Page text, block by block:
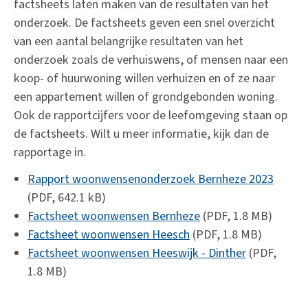
factsheets laten maken van de resultaten van het
onderzoek. De factsheets geven een snel overzicht
van een aantal belangrijke resultaten van het
onderzoek zoals de verhuiswens, of mensen naar een
koop- of huurwoning willen verhuizen en of ze naar
een appartement willen of grondgebonden woning.
Ook de rapportcijfers voor de leefomgeving staan op
de factsheets. Wilt u meer informatie, kijk dan de
rapportage in.
Rapport woonwensenonderzoek Bernheze 2023
(PDF, 642.1 kB)
Factsheet woonwensen Bernheze (PDF, 1.8 MB)
Factsheet woonwensen Heesch (PDF, 1.8 MB)
Factsheet woonwensen Heeswijk - Dinther (PDF,
1.8 MB)